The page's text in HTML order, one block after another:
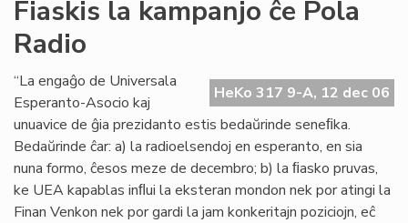
al
Fiaskis la kampanjo ĉe Pola
Radio
HeKo 317 9-A, 12 dec 06
“La engaĝo de Universala
Esperanto-Asocio kaj
unuavice de ĝia prezidanto estis bedaŭrinde seneﬁka.
Bedaŭrinde ĉar: a) la radioelsendoj en esperanto, en sia
nuna formo, ĉesos meze de decembro; b) la ﬁasko pruvas,
ke UEA kapablas inﬂui la eksteran mondon nek por atingi la
Finan Venkon nek por gardi la jam konkeritajn poziciojn, eĉ